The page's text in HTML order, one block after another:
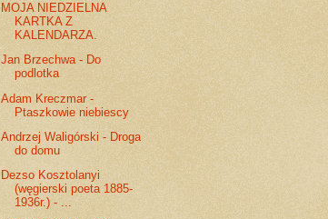
MOJA NIEDZIELNA
KARTKA Z
KALENDARZA.
Jan Brzechwa - Do
podlotka
Adam Kreczmar -
Ptaszkowie niebiescy
Andrzej Waligórski - Droga
do domu
Dezso Kosztolanyi
(węgierski poeta 1885-
1936r.) - ...